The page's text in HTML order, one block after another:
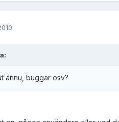
ännu, buggar osv?